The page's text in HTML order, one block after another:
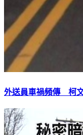
外送員車禍頻傳 柯